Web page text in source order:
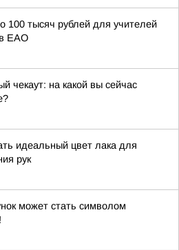
100 тысяч рублей для учителей
ЕАО
чекаут: на какой вы сейчас
идеальный цвет лака для
рук
может стать символом